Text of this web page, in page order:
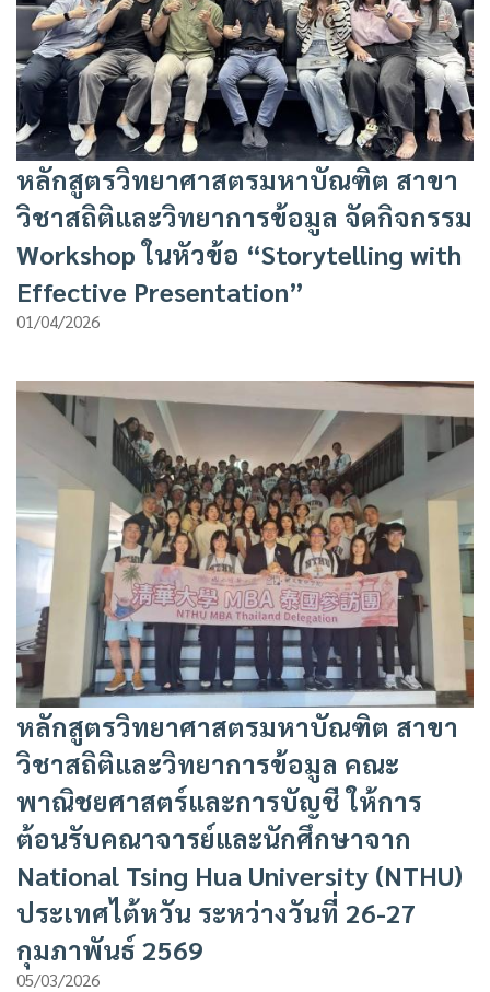
หลักสูตรวิทยาศาสตรมหาบัณฑิต สาขา
วิชาสถิติและวิทยาการข้อมูล จัดกิจกรรม
Workshop ในหัวข้อ “Storytelling with
Effective Presentation”
01/04/2026
หลักสูตรวิทยาศาสตรมหาบัณฑิต สาขา
วิชาสถิติและวิทยาการข้อมูล คณะ
พาณิชยศาสตร์และการบัญชี ให้การ
ต้อนรับคณาจารย์และนักศึกษาจาก
National Tsing Hua University (NTHU)
ประเทศไต้หวัน ระหว่างวันที่ 26-27
กุมภาพันธ์ 2569
05/03/2026